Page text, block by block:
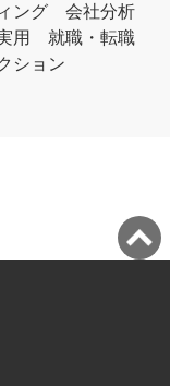
ング
会社分析
用
就職・転職
ション